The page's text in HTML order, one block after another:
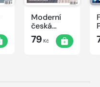
Moderní
česká
architektura
79 Kč